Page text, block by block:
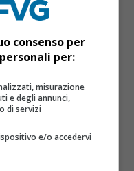
Forum 2024 a
crescita per il FVG
2 anni fa
Serbia, partnership
ed Europa
anni fa
Fvg: una partnership
imprese regionali
consenso per
per:
misurazione
e degli annunci,
di servizi
e/o accedervi